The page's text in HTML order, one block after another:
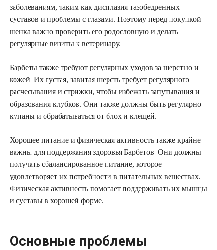
заболеваниям, таким как дисплазия тазобедренных
суставов и проблемы с глазами. Поэтому перед покупкой
щенка важно проверить его родословную и делать
регулярные визиты к ветеринару.
Барбеты также требуют регулярных уходов за шерстью и
кожей. Их густая, завитая шерсть требует регулярного
расчесывания и стрижки, чтобы избежать запутывания и
образования клубков. Они также должны быть регулярно
купаны и обрабатываться от блох и клещей.
Хорошее питание и физическая активность также крайне
важны для поддержания здоровья Барбетов. Они должны
получать сбалансированное питание, которое
удовлетворяет их потребности в питательных веществах.
Физическая активность помогает поддерживать их мышцы
и суставы в хорошей форме.
Основные проблемы